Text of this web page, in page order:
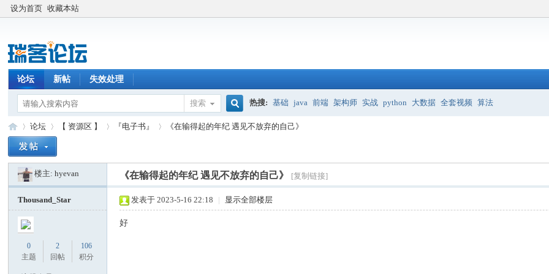
设为首页 收藏本站
论坛 新帖 失效处理
搜索
搜
索
热搜: 基础 java 前端 架构师 实战 python 大数据 全套视频 算法
»
论坛
›
【 资源区 】 『电子书』
›
《在输得起的年纪 遇见不放弃的自己》
楼主:hyevan 《在输得起的年纪 遇见不放弃的自己》 [复制链接]
Thousand_Star
0
主题
2
回帖
106
积分
发表于 2023-5-16 22:18 | 显示全部楼层
好